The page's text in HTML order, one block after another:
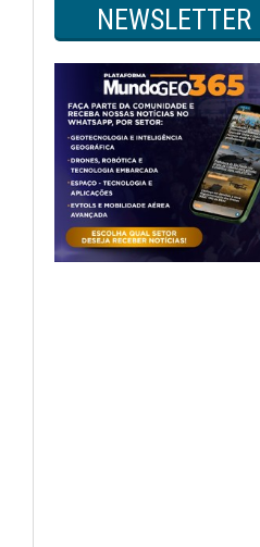
NEWSLETTER